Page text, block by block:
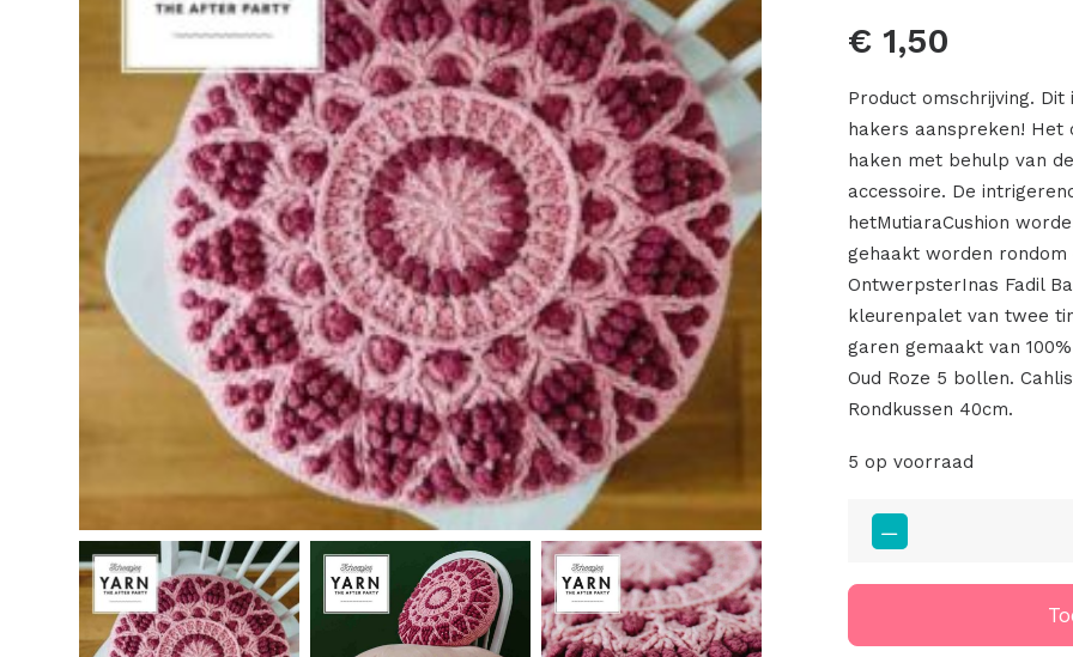
€ 1,50
Product omschrijving.
hakers aanspreken!
haken met behulp van
accessoire. De
hetMutiaraCushion
gehaakt worden rondom
OntwerpsterInas Fadil
kleurenpalet van twee
garen gemaakt van
Oud Roze 5 bollen.
Rondkussen 40cm.
5 op voorraad
Yarn
The
75